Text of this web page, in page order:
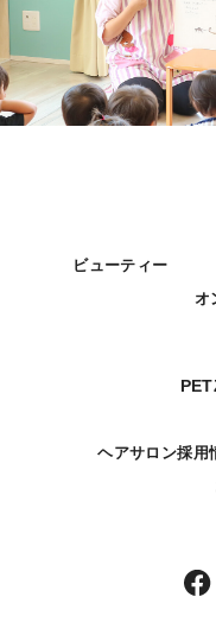
ビューティー
オ
ヘアサロン採用